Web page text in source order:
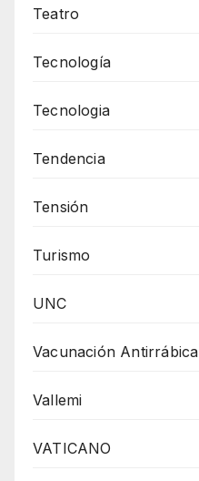
Teatro
Tecnología
Tecnologia
Tendencia
Tensión
Turismo
UNC
Vacunación Antirrábica
Vallemi
VATICANO